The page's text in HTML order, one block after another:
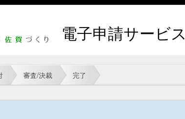
電子申請サービス
審査/決裁 完了